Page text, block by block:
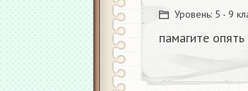
Уровень: 5 - 9
памагите